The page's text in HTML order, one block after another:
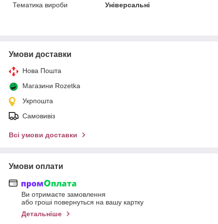
Тематика вироби
Універсальні
Умови доставки
Нова Пошта
Магазини Rozetka
Укрпошта
Самовивіз
Всі умови доставки
Умови оплати
Ви отримаєте замовлення
або гроші повернуться на вашу картку
Детальніше